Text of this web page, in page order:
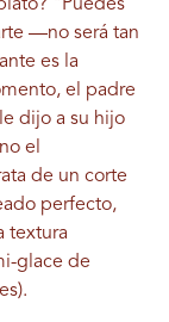
"Puedes
—no será tan
es la
el padre
dijo a su hijo
el
de un corte
perfecto,
textura
glace de